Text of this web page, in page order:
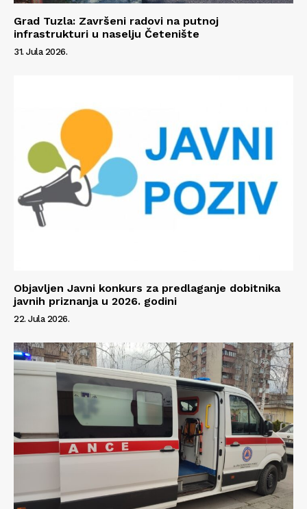
Info
Kontakt
Impressum
Grad Tuzla: Završeni radovi na putnoj
infrastrukturi u naselju Četenište
31. Jula 2026.
Objavljen Javni konkurs za predlaganje dobitnika
javnih priznanja u 2026. godini
22. Jula 2026.